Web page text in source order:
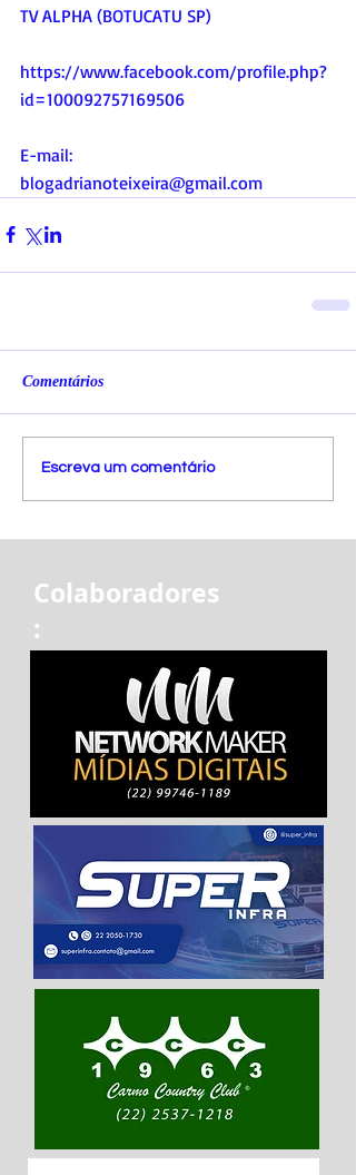
TV ALPHA (BOTUCATU SP)
https://www.facebook.com/profile.php?
id=100092757169506
E-mail:
blogadrianoteixeira@gmail.com
Comentários
Escreva um comentário
Colaboradores
: